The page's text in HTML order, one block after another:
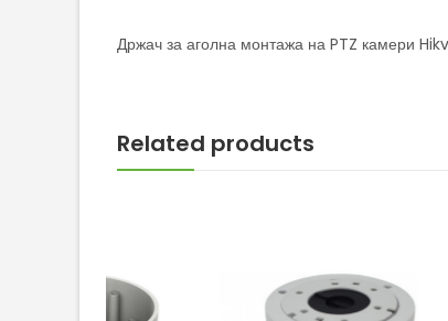
Држач за аголна монтажа на PTZ камери
Related products